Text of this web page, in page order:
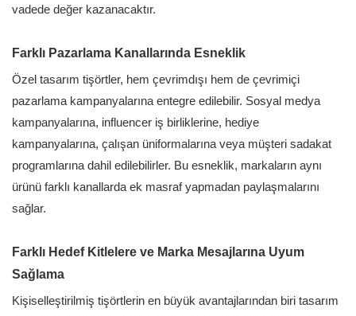
vadede değer kazanacaktır.
Farklı Pazarlama Kanallarında Esneklik
Özel tasarım tişörtler, hem çevrimdışı hem de çevrimiçi
pazarlama kampanyalarına entegre edilebilir. Sosyal medya
kampanyalarına, influencer iş birliklerine, hediye
kampanyalarına, çalışan üniformalarına veya müşteri sadakat
programlarına dahil edilebilirler. Bu esneklik, markaların aynı
ürünü farklı kanallarda ek masraf yapmadan paylaşmalarını
sağlar.
Farklı Hedef Kitlelere ve Marka Mesajlarına Uyum
Sağlama
Kişiselleştirilmiş tişörtlerin en büyük avantajlarından biri tasarım